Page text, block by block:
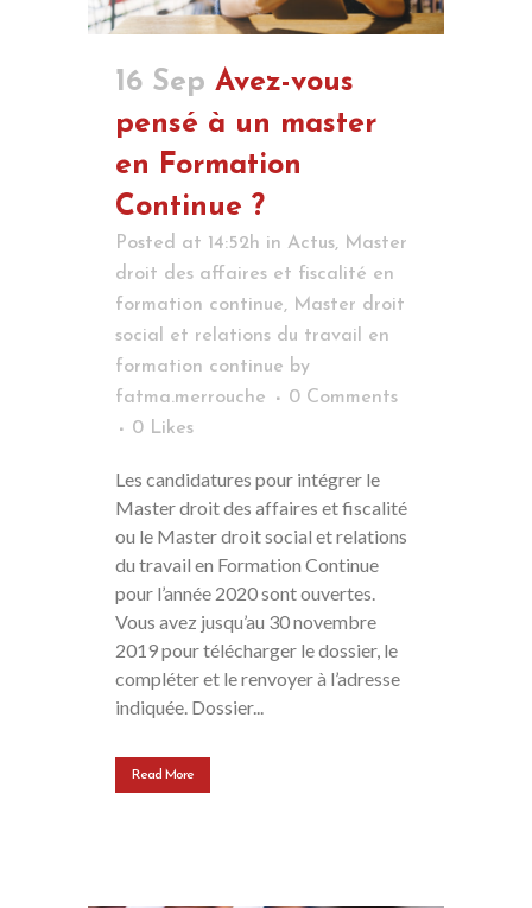
16 Sep Avez-vous
pensé à un master
en Formation
Continue ?
Posted at 14:52h in Actus, Master
droit des affaires et fiscalité en
formation continue, Master droit
social et relations du travail en
formation continue by
fatma.merrouche
0 Comments
0 Likes
Les candidatures pour intégrer le
Master droit des affaires et fiscalité
ou le Master droit social et relations
du travail en Formation Continue
pour l’année 2020 sont ouvertes.
Vous avez jusqu’au 30 novembre
2019 pour télécharger le dossier, le
compléter et le renvoyer à l’adresse
indiquée. Dossier...
Read More